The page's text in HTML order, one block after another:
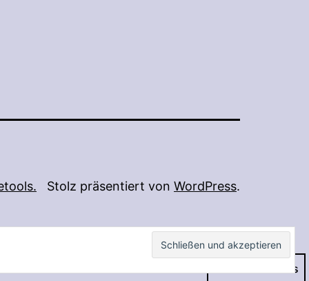
Stolz präsentiert von WordPress.